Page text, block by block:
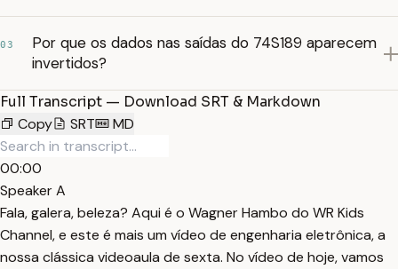
03
Por que os dados nas saídas do 74S189 aparecem
invertidos?
Full Transcript — Download SRT & Markdown
Copy
SRT MD
00:00
Speaker A
Fala, galera, beleza? Aqui é o Wagner Hambo do WR Kids
Channel, e este é mais um vídeo de engenharia eletrônica, a
nossa clássica videoaula de sexta. No vídeo de hoje, vamos